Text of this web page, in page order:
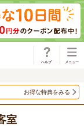
お得な特典をみる
室